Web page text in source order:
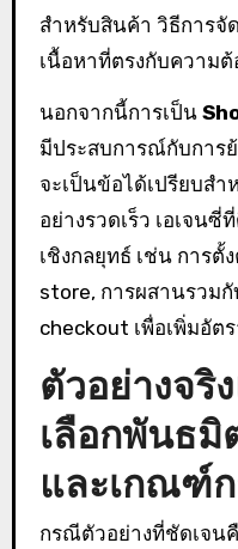
สำหรับสินค้า วิธีการจั
เนื้อหาที่ตรงกับความ
นอกจากนี้การเป็น
มีประสบการณ์กับการ
จะเป็นข้อได้เปรียบส
อย่างรวดเร็ว เอเจน
เชิงกลยุทธ์ เช่น การ
store, การผสานรวมกั
checkout เพื่อเพิ่มอัต
ตัวอย่างจริ
เลือกพันธ
และเกณฑ์
กรณีตัวอย่างที่ชัดเจน